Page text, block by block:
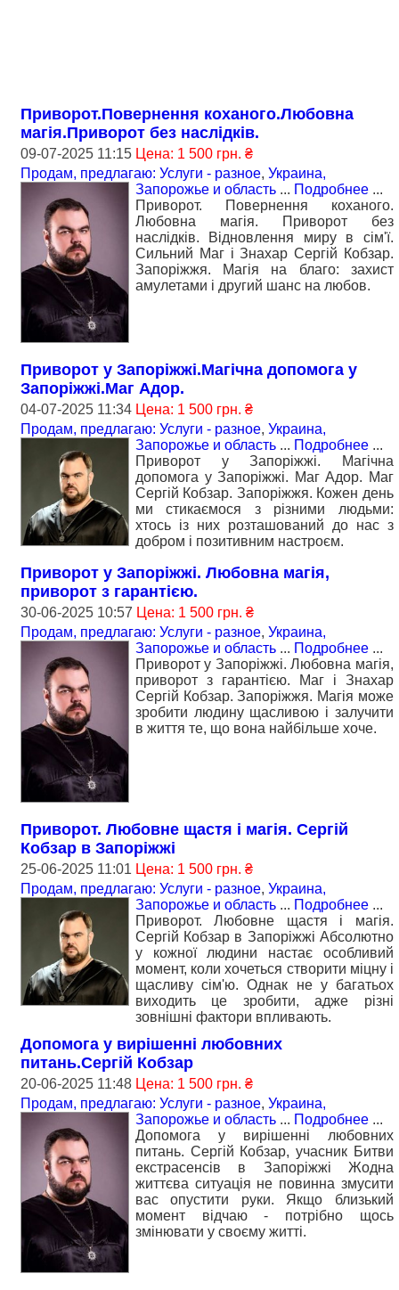
Приворот.Повернення коханого.Любовна
магія.Приворот без наслідків.
09-07-2025 11:15 Цена: 1 500 грн. ₴
Продам, предлагаю: Услуги - разное, Украина,
Запорожье и область ... Подробнее ...
Приворот. Повернення коханого.
Любовна магія. Приворот без
наслідків. Відновлення миру в сім'ї.
Сильний Маг і Знахар Сергій Кобзар.
Запоріжжя. Магія на благо: захист
амулетами і другий шанс на любов.
Приворот у Запоріжжі.Магічна допомога у
Запоріжжі.Маг Адор.
04-07-2025 11:34 Цена: 1 500 грн. ₴
Продам, предлагаю: Услуги - разное, Украина,
Запорожье и область ... Подробнее ...
Приворот у Запоріжжі. Магічна
допомога у Запоріжжі. Маг Адор. Маг
Сергій Кобзар. Запоріжжя. Кожен день
ми стикаємося з різними людьми:
хтось із них розташований до нас з
добром і позитивним настроєм.
Приворот у Запоріжжі. Любовна магія,
приворот з гарантією.
30-06-2025 10:57 Цена: 1 500 грн. ₴
Продам, предлагаю: Услуги - разное, Украина,
Запорожье и область ... Подробнее ...
Приворот у Запоріжжі. Любовна магія,
приворот з гарантією. Маг і Знахар
Сергій Кобзар. Запоріжжя. Магія може
зробити людину щасливою і залучити
в життя те, що вона найбільше хоче.
Приворот. Любовне щастя і магія. Сергій
Кобзар в Запоріжжі
25-06-2025 11:01 Цена: 1 500 грн. ₴
Продам, предлагаю: Услуги - разное, Украина,
Запорожье и область ... Подробнее ...
Приворот. Любовне щастя і магія.
Сергій Кобзар в Запоріжжі Абсолютно
у кожної людини настає особливий
момент, коли хочеться створити міцну і
щасливу сім'ю. Однак не у багатьох
виходить це зробити, адже різні
зовнішні фактори впливають.
Допомога у вирішенні любовних
питань.Сергій Кобзар
20-06-2025 11:48 Цена: 1 500 грн. ₴
Продам, предлагаю: Услуги - разное, Украина,
Запорожье и область ... Подробнее ...
Допомога у вирішенні любовних
питань. Сергій Кобзар, учасник Битви
екстрасенсів в Запоріжжі Жодна
життєва ситуація не повинна змусити
вас опустити руки. Якщо близький
момент відчаю - потрібно щось
змінювати у своєму житті.